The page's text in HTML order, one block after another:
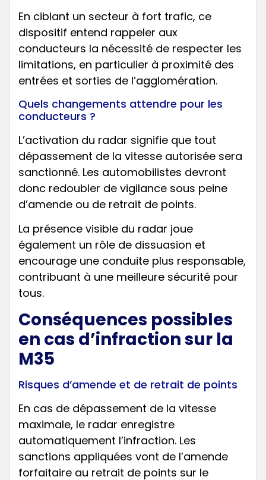
En ciblant un secteur à fort trafic, ce
dispositif entend rappeler aux
conducteurs la nécessité de respecter les
limitations, en particulier à proximité des
entrées et sorties de l’agglomération.
Quels changements attendre pour les
conducteurs ?
L’activation du radar signifie que tout
dépassement de la vitesse autorisée sera
sanctionné. Les automobilistes devront
donc redoubler de vigilance sous peine
d’amende ou de retrait de points.
La présence visible du radar joue
également un rôle de dissuasion et
encourage une conduite plus responsable,
contribuant à une meilleure sécurité pour
tous.
Conséquences possibles
en cas d’infraction sur la
M35
Risques d’amende et de retrait de points
En cas de dépassement de la vitesse
maximale, le radar enregistre
automatiquement l’infraction. Les
sanctions appliquées vont de l’amende
forfaitaire au retrait de points sur le